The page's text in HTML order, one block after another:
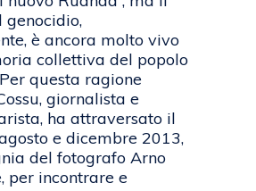
genocidio,
è ancora molto vivo
collettiva del popolo
questa ragione
giornalista e
ha attraversato il
e dicembre 2013,
del fotografo Arno
per incontrare e